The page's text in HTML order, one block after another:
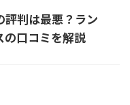
評判は最悪？ラン
の口コミを解説